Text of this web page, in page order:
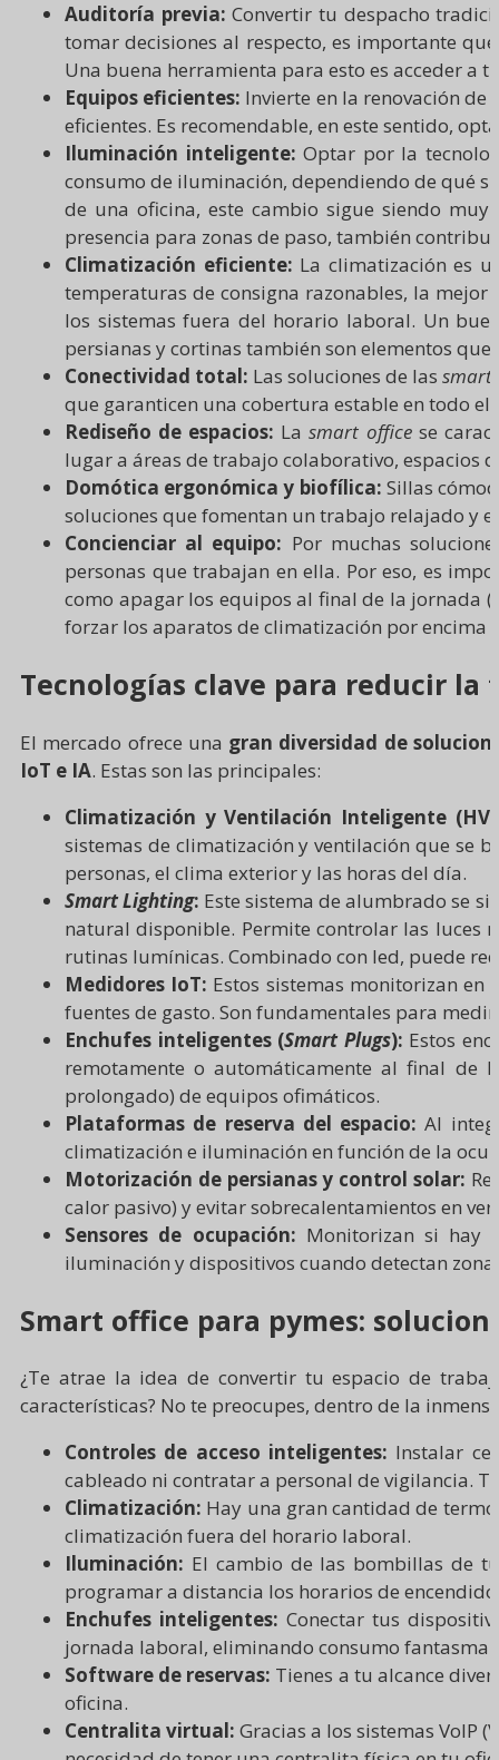
Auditoría previa: Convertir tu despacho
tomar decisiones al respecto, es importante
Una buena herramienta para esto es acceder a
Equipos eficientes: Invierte en la renovación
eficientes. Es recomendable, en este sentido,
Iluminación inteligente: Optar por la
consumo de iluminación, dependiendo de qué
de una oficina, este cambio sigue siendo
presencia para zonas de paso, también
Climatización eficiente: La climatización es
temperaturas de consigna razonables, la
los sistemas fuera del horario laboral. Un
persianas y cortinas también son elementos
Conectividad total: Las soluciones de las smart
que garanticen una cobertura estable en todo
Rediseño de espacios: Lasmart officese
lugar a áreas de trabajo colaborativo, espacios
Domótica ergonómica y biofílica: Sillas
soluciones que fomentan un trabajo relajado y
Concienciar al equipo: Por muchas
personas que trabajan en ella. Por eso, es
como apagar los equipos al final de la jornada
forzar los aparatos de climatización por encima
Tecnologías clave para reducir
El mercado ofrece una gran diversidad de
IoT e IA. Estas son las principales:
Climatización y Ventilación Inteligente
sistemas de climatización y ventilación que se
personas, el clima exterior y las horas del día.
Smart Lighting: Este sistema de alumbrado se
natural disponible. Permite controlar las luces
rutinas lumínicas. Combinado con led, puede
Medidores IoT: Estos sistemas monitorizan
fuentes de gasto. Son fundamentales para
Enchufes inteligentes (Smart Plugs): Estos
remotamente o automáticamente al final de
prolongado) de equipos ofimáticos.
Plataformas de reserva del espacio: Al
climatización e iluminación en función de la
Motorización de persianas y control solar:
calor pasivo) y evitar sobrecalentamientos en
Sensores de ocupación: Monitorizan si hay
iluminación y dispositivos cuando detectan
Smart office para pymes:
¿Te atrae la idea de convertir tu espacio de
características? No te preocupes, dentro de la
Controles de acceso inteligentes: Instalar
cableado ni contratar a personal de vigilancia.
Climatización: Hay una gran cantidad de
climatización fuera del horario laboral.
Iluminación: El cambio de las bombillas de
programar a distancia los horarios de
Enchufes inteligentes: Conectar tus
jornada laboral, eliminando consumo fantasma.
Software de reservas: Tienes a tu alcance
oficina.
Centralita virtual: Gracias a los sistemas VoIP